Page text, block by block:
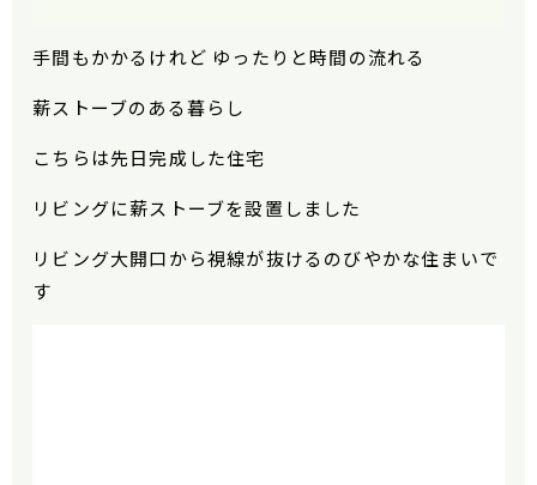
手間もかかるけれど ゆったりと時間の流れる
薪ストーブのある暮らし
こちらは先日完成した住宅
リビングに薪ストーブを設置しました
リビング大開口から視線が抜けるのびやかな住まいで
す